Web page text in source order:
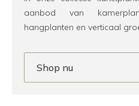
aanbod van
hangplanten en verticaal
Shop nu